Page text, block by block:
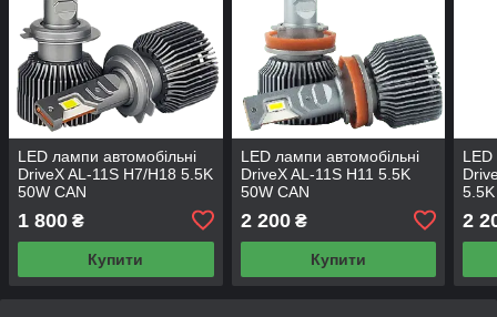
LED лампи автомобільні
DriveX AL-11S H7/H18 5.5K
50W CAN
1 800 ₴
Купити
LED лампи автомобільні
DriveX AL-11S H11 5.5K
50W CAN
2 200₴
Купити
LED
2